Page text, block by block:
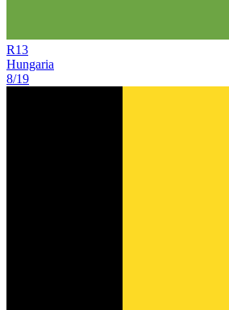
R13
Hungaria
8/19